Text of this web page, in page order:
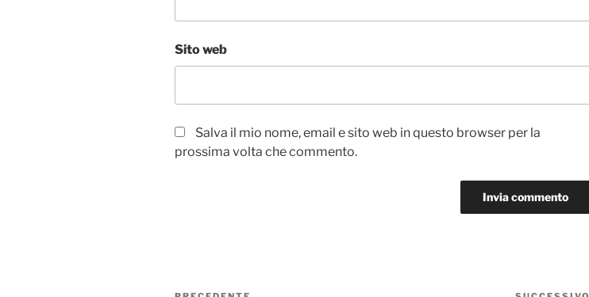
Sito web
Salva il mio nome, email e sito web in questo browser per la
prossima volta che commento.
Navigazione